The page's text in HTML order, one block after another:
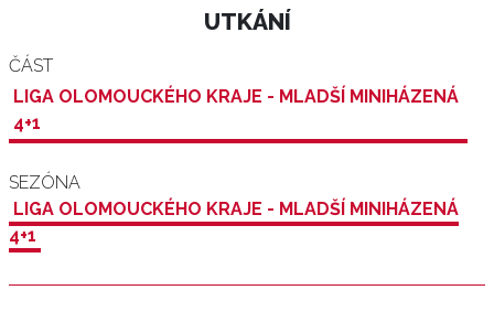
UTKÁNÍ
ČÁST
LIGA OLOMOUCKÉHO KRAJE - MLADŠÍ MINIHÁZENÁ
4+1
SEZÓNA
LIGA OLOMOUCKÉHO KRAJE - MLADŠÍ MINIHÁZENÁ
4+1